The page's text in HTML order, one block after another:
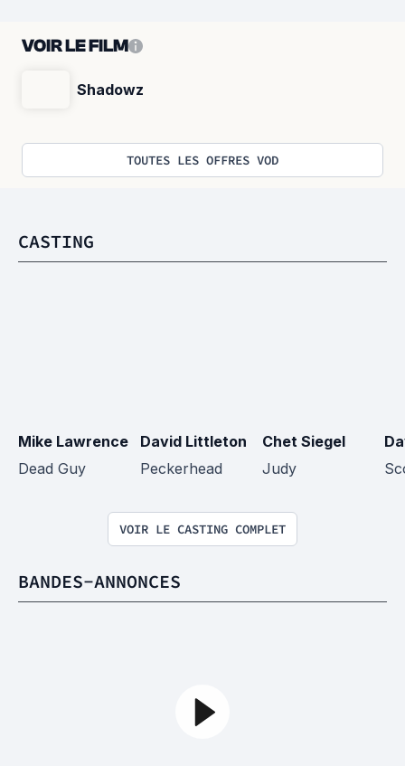
VOIR LE FILM
Shadowz
TOUTES LES OFFRES VOD
CASTING
Mike Lawrence
Dead Guy
David Littleton
Peckerhead
Chet Siegel
Judy
VOIR LE CASTING COMPLET
BANDES-ANNONCES